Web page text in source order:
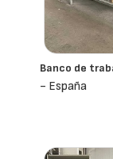
Banco de
- España